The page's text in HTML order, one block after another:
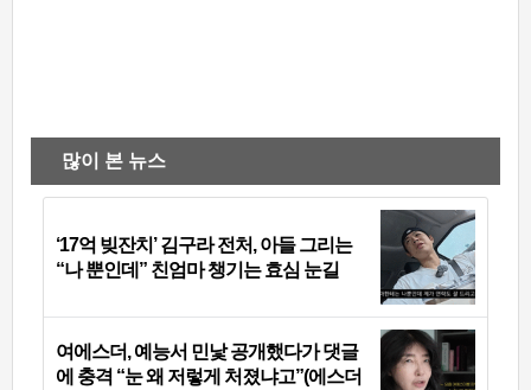
많이 본 뉴스
‘17억 빚잔치’ 김구라 전처, 아들 그리는
“나 뿐인데” 친엄마 챙기는 효심 눈길
여에스더, 예능서 민낯 공개했다가 댓글
에 충격 “눈 왜 저렇게 처졌냐고”(에스더